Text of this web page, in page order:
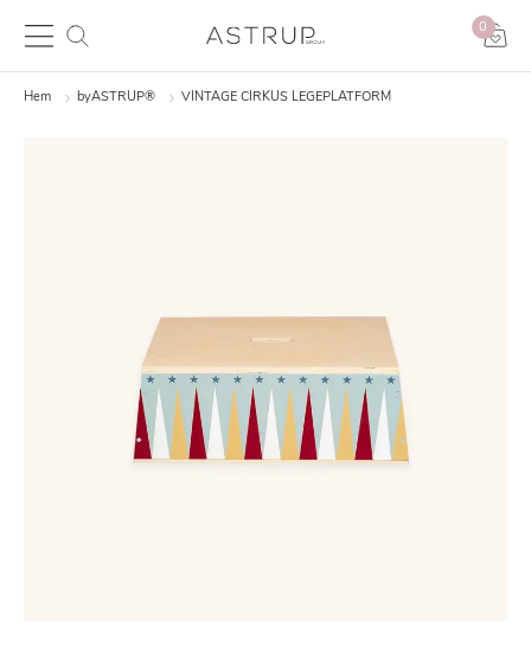
0
Hem byASTRUP® VINTAGE CIRKUS LEGEPLATFORM